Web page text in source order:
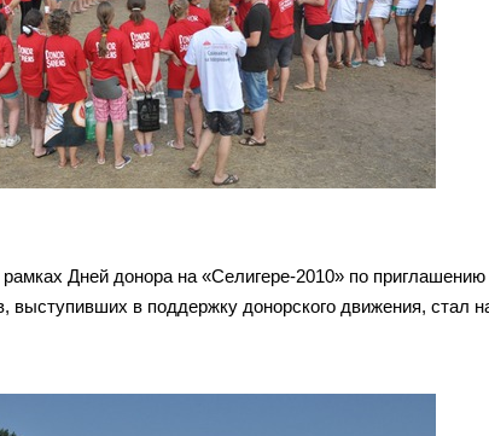
Дней донора на «Селигере-2010» по
выступивших в поддержку донорского движения, стал